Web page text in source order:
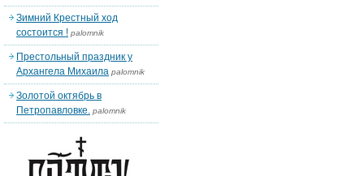
Зимний Крестный ход
состоится ! palomnik
Престольный праздник у
Архангела Михаила palomnik
Золотой октябрь в
Петропавловке. palomnik